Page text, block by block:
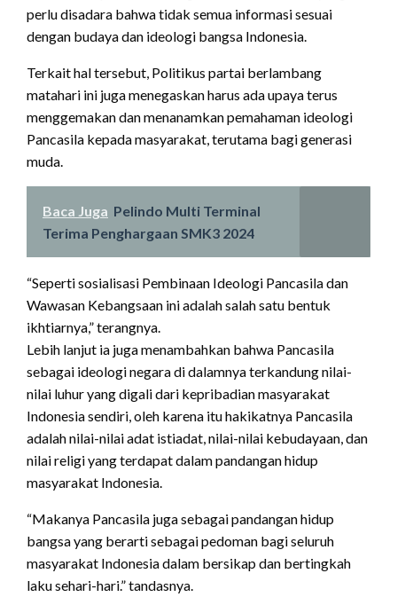
perlu disadara bahwa tidak semua informasi sesuai
dengan budaya dan ideologi bangsa Indonesia.
Terkait hal tersebut, Politikus partai berlambang
matahari ini juga menegaskan harus ada upaya terus
menggemakan dan menanamkan pemahaman ideologi
Pancasila kepada masyarakat, terutama bagi generasi
muda.
Baca Juga Pelindo Multi Terminal
Terima Penghargaan SMK3 2024
“Seperti sosialisasi Pembinaan Ideologi Pancasila dan
Wawasan Kebangsaan ini adalah salah satu bentuk
ikhtiarnya,” terangnya.
Lebih lanjut ia juga menambahkan bahwa Pancasila
sebagai ideologi negara di dalamnya terkandung nilai-
nilai luhur yang digali dari kepribadian masyarakat
Indonesia sendiri, oleh karena itu hakikatnya Pancasila
adalah nilai-nilai adat istiadat, nilai-nilai kebudayaan, dan
nilai religi yang terdapat dalam pandangan hidup
masyarakat Indonesia.
“Makanya Pancasila juga sebagai pandangan hidup
bangsa yang berarti sebagai pedoman bagi seluruh
masyarakat Indonesia dalam bersikap dan bertingkah
laku sehari-hari.” tandasnya.